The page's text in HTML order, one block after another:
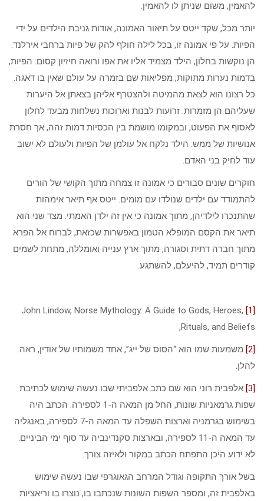
להאמין, משום שניתן לו להאמין.
יותר מכל, שקד ייטס על תיאור האמונה, אודות גניבת הילדים על ידי
הפיות. על פי אמונה זו, בכל לילה חולף להק של פיות ברחבי אירלנד.
הן נוקשות בחלון, הילד מצמיד אליו את אפו ורואה חיזיון קסום: הפיות,
בדמות נערות מתוקות, מפליאות שם בזמרה על עולם שאין בו דאגה.
כל רצונו הוא לצאת מהמיטה ולהצטרף אליהן בצאתן אל היערות
שעליהם הן מזמרות. זרועות לבנות וארוכות נשלחות מבעד לחלון
לאסוף את הפעוט, ובמקומו מושמת בין הכסיות דמות זהה, אך חסרת
אנושיות של ממש. הילד נלקח אל עולמן של הפיות ולעולם לא ישוב
עוד לחיק בני האדם.
חוקרים שונים סבורים כי אמונה זו צמחה מתוך הקושי של הורים
להתמודד עם ילדים שנולדו עם מומים. ייטס אף תיאר אימהות
שהתנכרו לילדיהן, מתוך אמונה כי אין זה ילדן האמתי. מצד שני הוא
תיאר את הקסם המופלא הטמון באפשרות שכזאת, לברוח אל הפרא
מתוך חברה דתית וסגורה, מתוך ארץ ענייה ואומללה, מתחת לשמים
קודרים תמיד, להיעלם, להשתגע.
[1]
John Lindow, Norse Mythology: A Guide to Gods, Heroes,
Rituals, and Beliefs,
[2]
משמעות שמו הוא “הסוס של ייג”, אחד משמותיו של אודין, ראה
להלן.
[3]
אלפבית רוּני הוא שם כתב אלפביתי שבו נעשה שימוש לכתיבת
שפות גרמאניות שונות, החל מן המאה ה-1 לספירה. הכתב היה
בשימוש בגרמניה וארצות השפלה עד המאה ה-7 לספירה, באנגליה
עד המאה ה-11 לספירה, ובארצות סקנדינביה עד סוף ימי הביניים.
לא ידוע היכן התפתח הכתב במקור ולאיזה צורך.
בשל אורך התקופה וגודל המרחב הגאוגרפי שבו נעשה שימוש
באלפבית זה, ומספר השפות השונות שנכתבו בו, נוצרו בו וריאציות